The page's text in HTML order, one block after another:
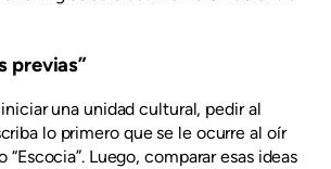
previas”
una unidad cultural, pedir al
lo primero que se le ocurre al oír
“Escocia”. Luego, comparar esas ideas